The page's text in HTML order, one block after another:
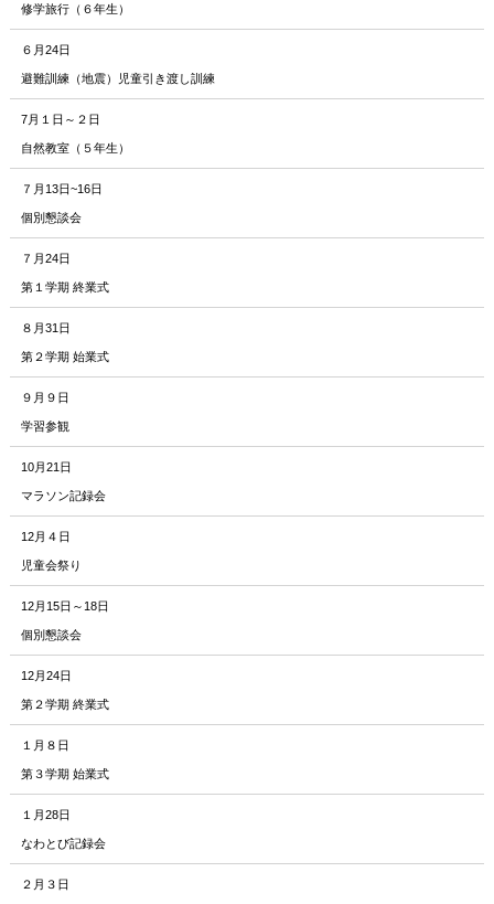
修学旅行（６年生）
６月24日
避難訓練（地震）児童引き渡し訓練
7月１日～２日
自然教室（５年生）
７月13日~16日
個別懇談会
７月24日
第１学期 終業式
８月31日
第２学期 始業式
９月９日
学習参観
10月21日
マラソン記録会
12月４日
児童会祭り
12月15日～18日
個別懇談会
12月24日
第２学期 終業式
１月８日
第３学期 始業式
１月28日
なわとび記録会
２月３日